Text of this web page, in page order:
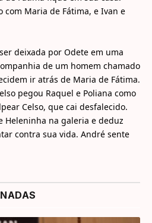
com Maria de Fátima, e Ivan e
deixada por Odete em uma
de um homem chamado
ir atrás de Maria de Fátima.
pegou Raquel e Poliana como
Celso, que cai desfalecido.
Heleninha na galeria e deduz
contra sua vida. André sente